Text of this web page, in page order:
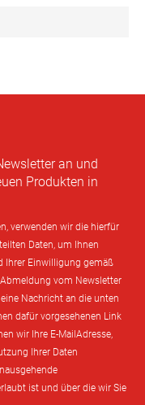
an und
Produkten in
verwenden wir die hierfür
Daten, um Ihnen
Ihrer Einwilligung gemäß
Abmeldung vom Newsletter
Nachricht an die unten
dafür vorgesehenen Link
wir Ihre E-MailAdresse,
Ihrer Daten
ist und über die wir Sie